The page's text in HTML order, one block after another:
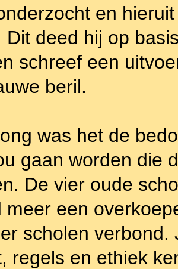
en
Dit deed hij op
schreef een
beril.
was het de
gaan worden die
De vier oude
meer een
scholen
regels en ethiek